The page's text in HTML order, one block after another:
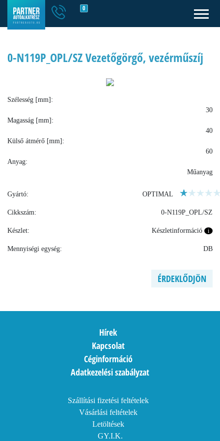
0
0-N119P_OPL/SZ Vezetőgörgő, vezérműszíj
Szélesség [mm]:
30
Magasság [mm]:
40
Külső átmérő [mm]:
60
Anyag:
Műanyag
Gyártó: OPTIMAL
Cikkszám: 0-N119P_OPL/SZ
Készlet: Készletinformáció i
Mennyiségi egység: DB
ÉRDEKLŐDJÖN
Hírek
Kapcsolat
Céginformáció
Adatkezelési szabályzat
Szállítási fizetési feltételek
Vásárlási feltételek
Letöltések
GY.I.K.